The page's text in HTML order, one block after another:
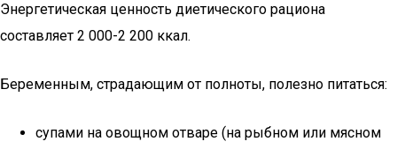
Энергетическая ценность диетического рациона
составляет 2 000-2 200 ккал.
Беременным, страдающим от полноты, полезно питаться:
супами на овощном отваре (на рыбном или мясном